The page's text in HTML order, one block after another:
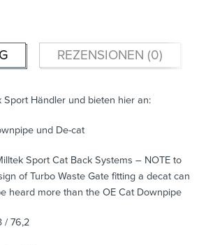
REZENSIONEN (0)
Sport Händler und bieten hier an:
und De-cat
Sport Cat Back Systems – NOTE to
of Turbo Waste Gate fitting a decat can
heard more than the OE Cat Downpipe
/ 76,2